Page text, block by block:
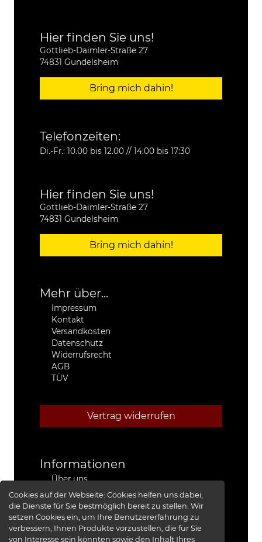
Cookies auf der Webseite:Cookies helfen uns dabei,
die Dienste für Sie bestmöglich bereit zu stellen. Wir
setzen Cookies ein, um Ihre Benutzererfahrung zu
verbessern, Ihnen Produkte vorzustellen, die für Sie
von Interesse sein könnten sowie den Inhalt Ihres
Hier finden Sie uns!
Gottlieb-Daimler-Straße 27
74831 Gundelsheim
Bring mich dahin!
Telefonzeiten:
Di.-Fr.: 10.00 bis 12.00 // 14:00 bis 17:30
Hier finden Sie uns!
Gottlieb-Daimler-Straße 27
74831 Gundelsheim
Bring mich dahin!
Mehr über...
Impressum
Kontakt
Versandkosten
Datenschutz
Widerrufsrecht
AGB
TÜV
Vertrag widerrufen
Informationen
Über uns
Stützpunkthändler
4x4 Kfz-Meister Werkstatt Jeep®
Presse
Red Baron I
Red Baron II